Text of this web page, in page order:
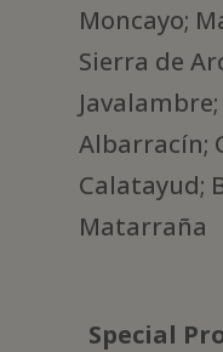
Moncayo;
Sierra de
Albarracín;
Calatayud;
Matarraña
Special